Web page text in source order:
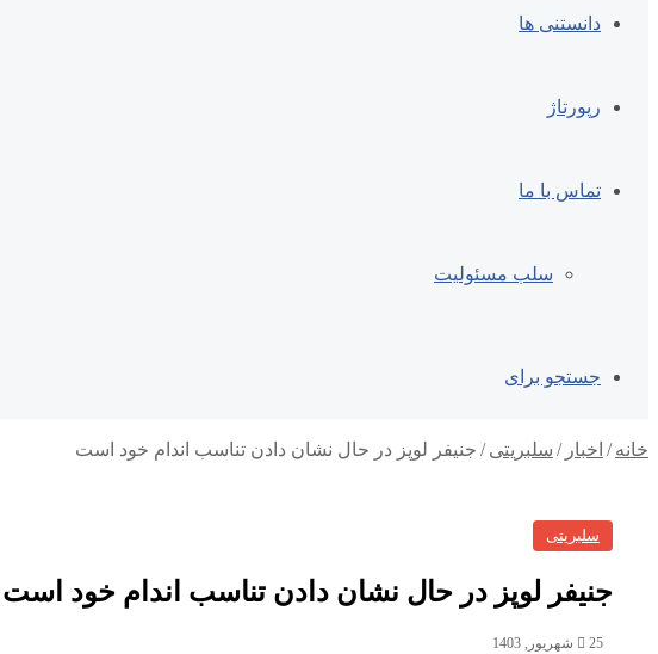
دانستنی ها
رپورتاژ
تماس با ما
سلب مسئولیت
جستجو برای
خانه / اخبار / سلبریتی / جنیفر لوپز در حال نشان دادن تناسب اندام خود است
سلبریتی
جنیفر لوپز در حال نشان دادن تناسب اندام خود است
25 شهریور, 1403